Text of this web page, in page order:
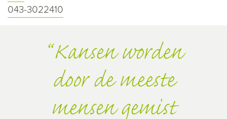
043-3022410
Kansen worden
door de meeste
mensen gemist